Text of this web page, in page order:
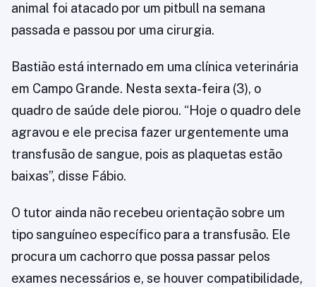
animal foi atacado por um pitbull na semana
passada e passou por uma cirurgia.
Bastião está internado em uma clínica veterinária
em Campo Grande. Nesta sexta-feira (3), o
quadro de saúde dele piorou. “Hoje o quadro dele
agravou e ele precisa fazer urgentemente uma
transfusão de sangue, pois as plaquetas estão
baixas”, disse Fábio.
O tutor ainda não recebeu orientação sobre um
tipo sanguíneo específico para a transfusão. Ele
procura um cachorro que possa passar pelos
exames necessários e, se houver compatibilidade,